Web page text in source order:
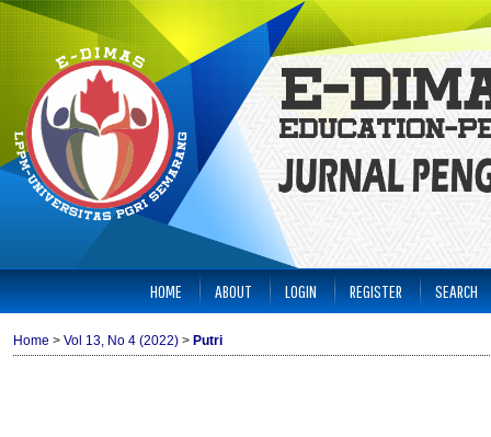
HOME ABOUT LOGIN REGISTER SEARCH
Home > Vol 13, No 4 (2022) > Putri